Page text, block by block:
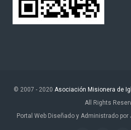
© 2007 - 2020 Asociación Misionera de
All Rights
Portal Web Diseñado y Administrado por